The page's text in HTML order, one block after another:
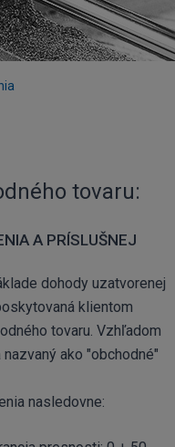
tovaru:
A PRÍSLUŠNEJ
dohody uzatvorenej
klientom
tovaru. Vzhľadom
ako "obchodné"
nasledovne: